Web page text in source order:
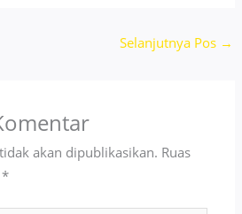
Selanjutnya Pos →
akan dipublikasikan. Ruas
*